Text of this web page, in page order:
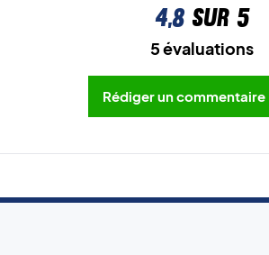
4,8sur 5
5 évaluations
Rédiger un commentaire